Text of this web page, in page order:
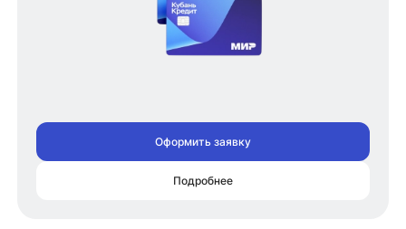
Оформить заявку
Подробнее